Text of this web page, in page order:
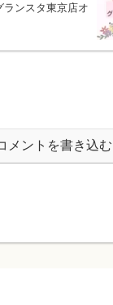
ンスタ東京店オ
メントを書き込む